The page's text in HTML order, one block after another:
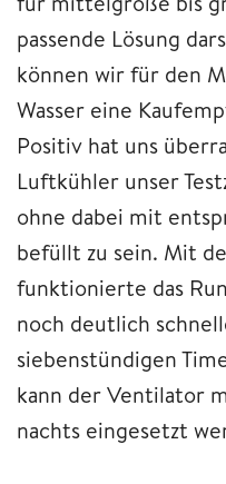
passende Lösung
können wir für den
Wasser eine
Positiv hat uns
Luftkühler unser
ohne dabei mit
befüllt zu sein. Mit
funktionierte das
noch deutlich
siebenstündigen
kann der Ventilator
nachts eingesetzt